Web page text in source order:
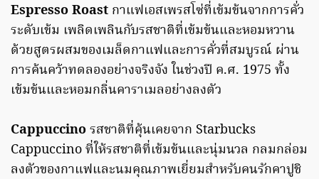
Espresso Roast กาแฟเอสเพรสโซ่ที่เข้มข้นจากการคั่ว
ระดับเข้ม เพลิดเพลินกับรสชาติที่เข้มข้นและหอมหวาน
ด้วยสูตรผสมของเมล็ดกาแฟและการคั่วที่สมบูรณ์ ผ่าน
การค้นคว้าทดลองอย่างจริงจัง ในช่วงปี ค.ศ. 1975 ทั้ง
เข้มข้นและหอมกลิ่นคาราเมลอย่างลงตัว
Cappuccinoรสชาติที่คุ้นเคยจาก Starbucks
Cappuccino ที่ให้รสชาติที่เข้มข้นและนุ่มนวล กลมกล่อม
ลงตัวของกาแฟและนมคุณภาพเยี่ยมสำหรับคนรักคาปูชิ